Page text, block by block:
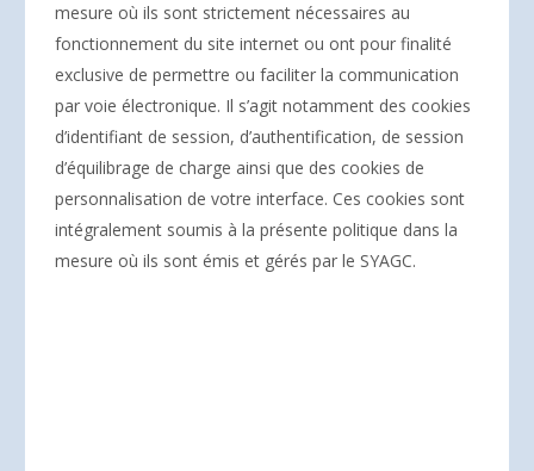
mesure où ils sont strictement nécessaires au
fonctionnement du site internet ou ont pour finalité
exclusive de permettre ou faciliter la communication
par voie électronique. Il s’agit notamment des cookies
d’identifiant de session, d’authentification, de session
d’équilibrage de charge ainsi que des cookies de
personnalisation de votre interface. Ces cookies sont
intégralement soumis à la présente politique dans la
mesure où ils sont émis et gérés par le SYAGC.